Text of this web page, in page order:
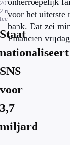
2013
2 min.
leestijd
Staat
nationaliseert
SNS
voor
3,7
miljard
onherroepelijk
voor het uiterste
bank. Dat zei
Financiën